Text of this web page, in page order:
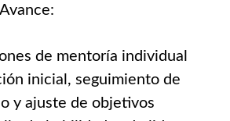
de mentoría individual
inicial, seguimiento de
y ajuste de objetivos